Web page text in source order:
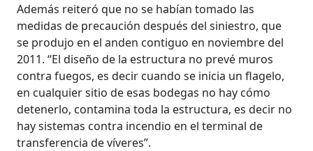
Además reiteró que no se habían tomado las
medidas de precaución después del siniestro, que
se produjo en el anden contiguo en noviembre del
2011. “El diseño de la estructura no prevé muros
contra fuegos, es decir cuando se inicia un flagelo,
en cualquier sitio de esas bodegas no hay cómo
detenerlo, contamina toda la estructura, es decir no
hay sistemas contra incendio en el terminal de
transferencia de víveres”.